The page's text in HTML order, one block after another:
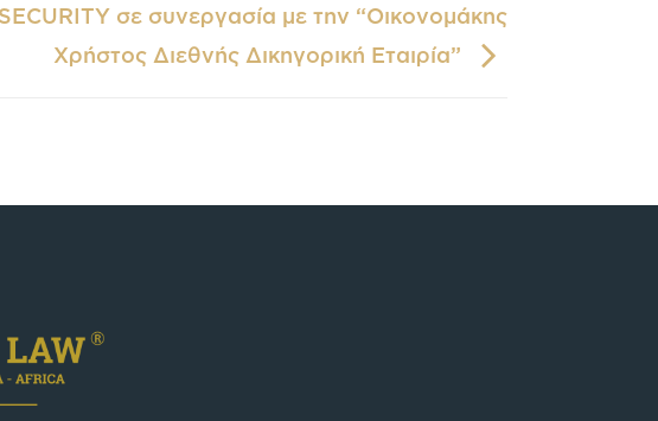
σε συνεργασία με την “Οικονομάκης
Χρήστος Διεθνής Δικηγορική Εταιρία”